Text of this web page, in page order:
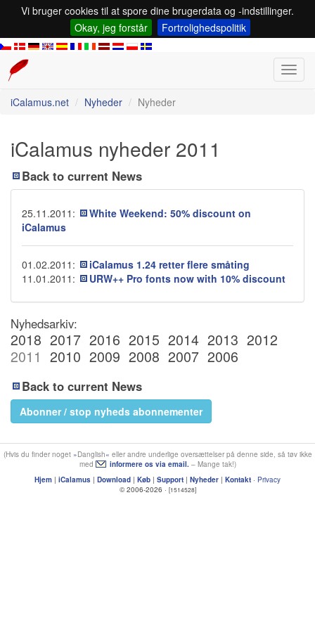
Vi bruger cookies til at spore dine brugerdata og -indstillinger.
Okay, jeg forstår
Fortrolighedspolitik
iCalamus.net
Nyheder Nyheder
iCalamus nyheder 2011
Back to current News
25.11.2011:
White Weekend: 50% discount on
iCalamus
01.02.2011:
iCalamus 1.24 retter flere småting
11.01.2011:
URW++ Pro fonts now with 10% discount
Nyhedsarkiv:
2018 2017 2016 2015 2014 2013 2012
2011 2010 2009 2008 2007 2006
Back to current News
Abonner / stop nyheds abonnementer
(Hvis du finder noget Danglish
eller andre underlige oversættelser på denne side, så tøv ikke
med
informere os via email.– Mange tak!)
Hjem | iCalamus | Download | Køb | Support | Nyheder | Kontakt · Privacy
© 2006-2026 · [1514528]